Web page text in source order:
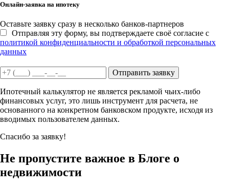
Онлайн-заявка на ипотеку
Оставьте заявку сразу в несколько банков-партнеров
Отправляя эту форму, вы подтверждаете своё согласие с
политикой конфиденциальности и обработкой персональных
данных
Отправить заявку
Ипотечный калькулятор не является рекламой чьих-либо
финансовых услуг, это лишь инструмент для расчета, не
основанного на конкретном банковском продукте, исходя из
вводимых пользователем данных.
Спасибо за заявку!
Не пропустите важное в Блоге о
недвижимости